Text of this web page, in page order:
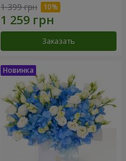
1 399 грн
Заказать